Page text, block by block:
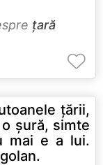
țară
ţării,
şură, simte
mai e a lui.